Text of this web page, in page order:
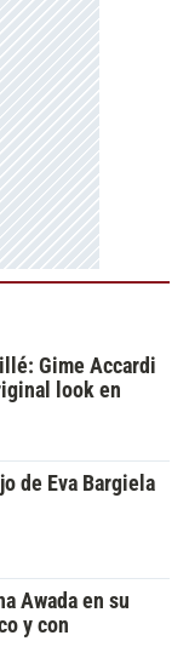
Gime Accardi
look en
de Eva Bargiela
Awada en su
y con